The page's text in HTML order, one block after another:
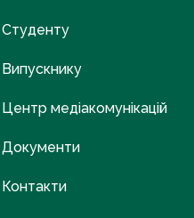
Студенту
Випускнику
Центр медіакомунікацій
Документи
Контакти